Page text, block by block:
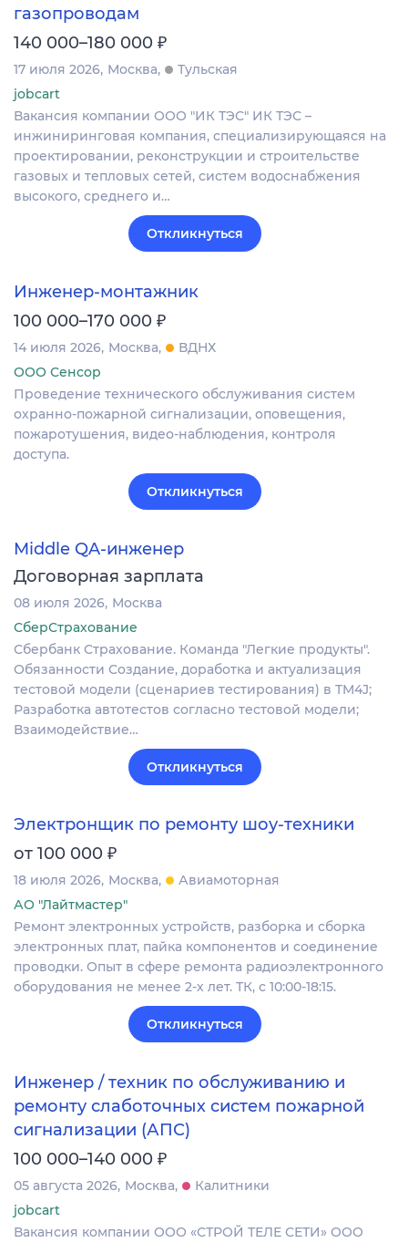
газопроводам
140 000–180 000 ₽
17 июля 2026 Москва
Тульская
jobcart
Вакансия компании ООО "ИК ТЭС" ИК ТЭС –
инжиниринговая компания, специализирующаяся на
проектировании, реконструкции и строительстве
газовых и тепловых сетей, систем водоснабжения
высокого, среднего и…
Откликнуться
Инженер-монтажник
100 000–170 000 ₽
14 июля 2026 Москва
ВДНХ
ООО Сенсор
Проведение технического обслуживания систем
охранно-пожарной сигнализации, оповещения,
пожаротушения, видео-наблюдения, контроля
доступа.
Откликнуться
Middle QA-инженер
Договорная зарплата
08 июля 2026 Москва
СберСтрахование
Сбербанк Страхование. Команда "Легкие продукты".
Обязанности Создание, доработка и актуализация
тестовой модели (сценариев тестирования) в TM4J;
Разработка автотестов согласно тестовой модели;
Взаимодействие…
Откликнуться
Электронщик по ремонту шоу-техники
от 100 000 ₽
18 июля 2026 Москва
Авиамоторная
АО "Лайтмастер"
Ремонт электронных устройств, разборка и сборка
электронных плат, пайка компонентов и соединение
проводки. Опыт в сфере ремонта радиоэлектронного
оборудования не менее 2-х лет. ТК, с 10:00-18:15.
Откликнуться
Инженер / техник по обслуживанию и
ремонту слаботочных систем пожарной
сигнализации (АПС)
100 000–140 000 ₽
05 августа 2026 Москва
Калитники
jobcart
Вакансия компании ООО «СТРОЙ ТЕЛЕ СЕТИ» ООО